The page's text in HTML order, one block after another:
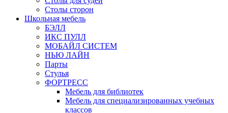
Столы сторон
Школьная мебель
БЭЛЛ
ИКС ПУЛЛ
МОБАЙЛ СИСТЕМ
НЬЮ ЛАЙН
Парты
Стулья
ФОРТРЕСС
Мебель для библиотек
Мебель для специализированных учебных
классов